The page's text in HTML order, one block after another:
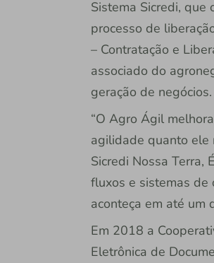
Sistema Sicredi,
processo de
– Contratação e
associado do
geração de negócios.
“O Agro Ágil
agilidade quanto ele
Sicredi Nossa Terra,
fluxos e sistemas de
aconteça em até um
Em 2018 a
Eletrônica de